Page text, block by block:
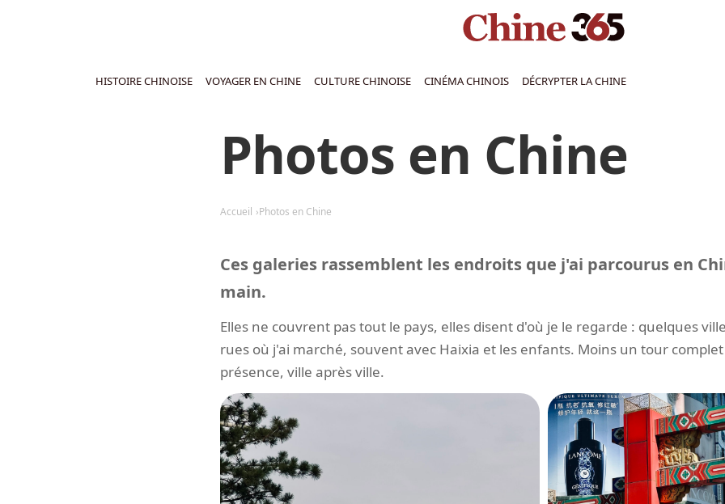
HISTOIRE CHINOISE VOYAGER EN CHINE CULTURE CHINOISE CINÉMA CHINOIS DÉCRYPTER LA CHINE
Photos en Chine
Accueil Photos en Chine
Ces galeries rassemblent les endroits que j'ai parcourus en
main.
Elles ne couvrent pas tout le pays, elles disent d'où je le regarde : quelques
rues où j'ai marché, souvent avec Haixia et les enfants. Moins un tour
présence, ville après ville.